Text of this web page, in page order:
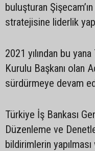
buluşturan
stratejisine liderlik
2021 yılından bu
Kurulu Başkanı olan
sürdürmeye devam
Türkiye İş Bankası
Düzenleme ve
bildirimlerin yapılması